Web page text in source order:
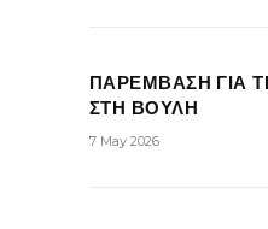
ΠΑΡΕΜΒΑΣΗ ΓΙΑ
ΣΤΗ ΒΟΥΛΗ
7 May 2026